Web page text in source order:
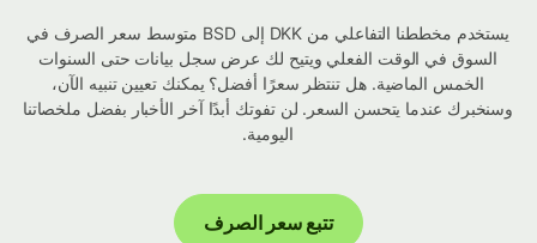
يستخدم مخططنا التفاعلي من DKK إلى BSD متوسط ​​سعر الصرف في
السوق في الوقت الفعلي ويتيح لك عرض سجل بيانات حتى السنوات
الخمس الماضية. هل تنتظر سعرًا أفضل؟ يمكنك تعيين تنبيه الآن،
وسنخبرك عندما يتحسن السعر. لن تفوتك أبدًا آخر الأخبار بفضل ملخصاتنا
اليومية.
تتبع سعر الصرف